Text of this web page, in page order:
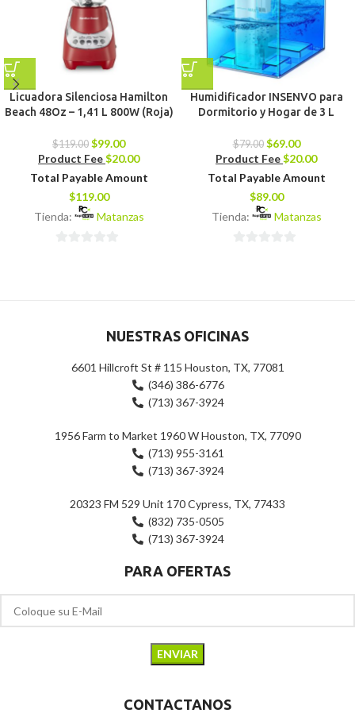
Licuadora Silenciosa Hamilton
Beach 48Oz – 1,41 L 800W (Roja)
$119.00 $99.00
Product Fee$20.00
Total Payable Amount
$119.00
Tienda:
Matanzas
Humidificador INSENVO para
Dormitorio y Hogar de 3 L
$79.00 $69.00
Product Fee$20.00
Total Payable Amount
$89.00
Tienda:
Matanzas
NUESTRAS OFICINAS
6601 Hillcroft St # 115 Houston, TX, 77081
(346) 386-6776
(713) 367-3924
1956 Farm to Market 1960 W Houston, TX, 77090
(713) 955-3161
(713) 367-3924
20323 FM 529 Unit 170 Cypress, TX, 77433
(832) 735-0505
(713) 367-3924
PARA OFERTAS
CONTACTANOS